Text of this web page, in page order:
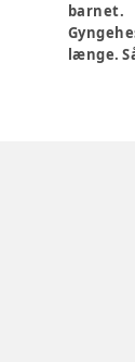
barnet.
længe.